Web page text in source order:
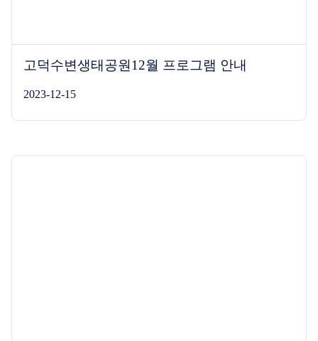
고덕수변생태공원12월 프로그램 안내
2023-12-15